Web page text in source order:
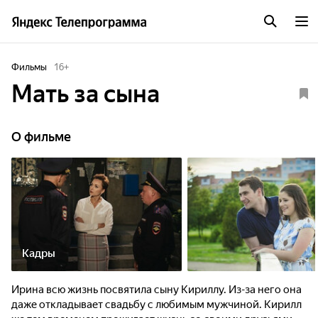
Фильмы 16+
Мать за сына
О фильме
Кадры
Ирина всю жизнь посвятила сыну Кириллу. Из-за него она
даже откладывает свадьбу с любимым мужчиной. Кирилл